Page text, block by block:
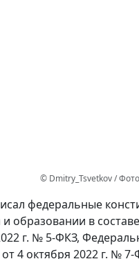
© Dmitry_Tsvetkov /
федеральные
и образовании в
г. № 5-ФКЗ,
4 октября 2022 г. №